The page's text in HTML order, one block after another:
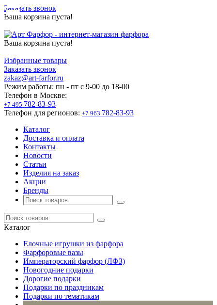
Заказать звонок
Ваша корзина пуста!
Ваша корзина пуста!
Избранные товары
Заказать звонок
zakaz@art-farfor.ru
Режим работы: пн - пт c 9-00 до 18-00
Телефон в Москве:
+7 495 782-83-93
Телефон для регионов: +7 963 782-83-93
Каталог
Доставка и оплата
Контакты
Новости
Статьи
Изделия на заказ
Акции
Бренды
Каталог
Елочные игрушки из фарфора
Фарфоровые вазы
Императорский фарфор (ЛФЗ)
Новогодние подарки
Дорогие подарки
Подарки по праздникам
Подарки по тематикам